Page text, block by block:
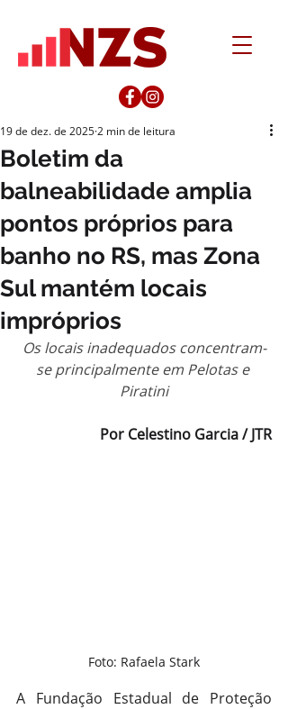
Boletim da
balneabilidade amplia
pontos próprios para
banho no RS, mas Zona
Sul mantém locais
impróprios
19 de dez. de 20252 min de leitura
Os locais inadequados concentram-
se principalmente em Pelotas e
Piratini
Por Celestino Garcia / JTR
Foto: Rafaela Stark
A Fundação Estadual de Proteção